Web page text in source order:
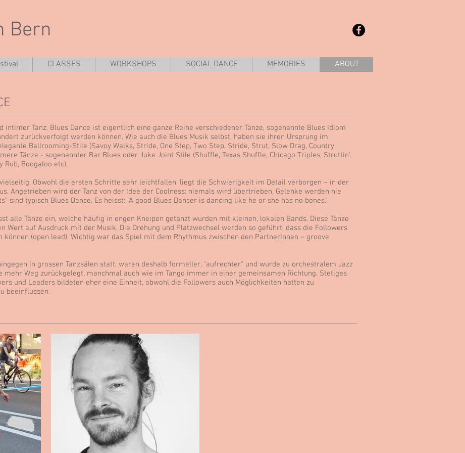
Bern
CLASSES WORKSHOPS SOCIAL DANCE MEMORIES ABOUT
intimer Tanz. Blues Dance ist eigentlich eine ganze Reihe verschiedener Tänze, sogenannte Blues Idiom
zurückverfolgt werden können. Wie auch die Blues Musik selbst, haben sie ihren Ursprung im
Ballrooming-Stile (Savoy Walks, Stride, One Step, Two Step, Stride, Strut, Slow Drag, Country
Tänze - sogenannter Bar Blues oder Juke Joint Stile (Shuffle, Texas Shuffle, Chicago Triples, Struttin',
Rub, Boogaloo etc).
Obwohl die ersten Schritte sehr leichtfallen, liegt die Schwierigkeit im Detail verborgen – in der
Angetrieben wird der Tanz von der Idee der Coolness: niemals wird übertrieben, Gelenke werden nie
sind typisch Blues Dance. Es heisst: "A good Blues Dancer is dancing like he or she has no bones."
alle Tänze ein, welche häufig in engen Kneipen getanzt wurden mit kleinen, lokalen Bands. Diese Tänze
Wert auf Ausdruck mit der Musik. Die Drehung und Platzwechsel werden so geführt, dass die Followers
(open lead). Wichtig war das Spiel mit dem Rhythmus zwischen den PartnerInnen – groove
in grossen Tanzsälen statt, waren deshalb formeller, "aufrechter" und wurde zu orchestralem Jazz
mehr Weg zurückgelegt, manchmal auch wie im Tango immer in einer gemeinsamen Richtung. Stetiges
und Leaders bildeten eher eine Einheit, obwohl die Followers auch Möglichkeiten hatten zu
beeinflussen.